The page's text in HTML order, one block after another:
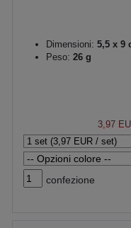
Dimensioni: 5,5 x 9
Peso: 26 g
3,97
confezione